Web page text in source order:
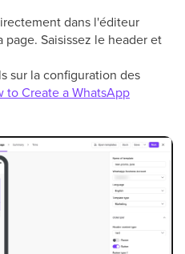
dans l'éditeur
Saisissez le header et
sur la configuration des
to Create a WhatsApp